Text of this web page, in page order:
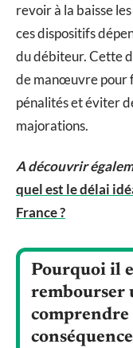
revoir à la baisse
ces dispositifs
du débiteur. Cette
de manœuvre pour
pénalités et éviter
majorations.
A découvrir
quel est le délai
France ?
Pourquoi il
rembourser
comprendre